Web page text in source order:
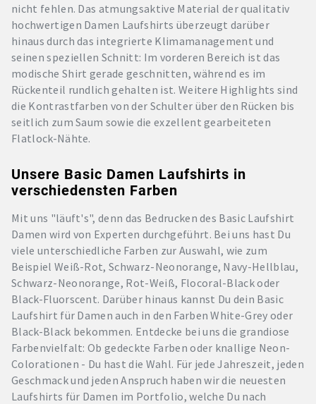
nicht fehlen. Das atmungsaktive Material der qualitativ
hochwertigen Damen Laufshirts überzeugt darüber
hinaus durch das integrierte Klimamanagement und
seinen speziellen Schnitt: Im vorderen Bereich ist das
modische Shirt gerade geschnitten, während es im
Rückenteil rundlich gehalten ist. Weitere Highlights sind
die Kontrastfarben von der Schulter über den Rücken bis
seitlich zum Saum sowie die exzellent gearbeiteten
Flatlock-Nähte.
Unsere Basic Damen Laufshirts in
verschiedensten Farben
Mit uns "läuft's", denn das Bedrucken des Basic Laufshirt
Damen wird von Experten durchgeführt. Bei uns hast Du
viele unterschiedliche Farben zur Auswahl, wie zum
Beispiel Weiß-Rot, Schwarz-Neonorange, Navy-Hellblau,
Schwarz-Neonorange, Rot-Weiß, Flocoral-Black oder
Black-Fluorscent. Darüber hinaus kannst Du dein Basic
Laufshirt für Damen auch in den Farben White-Grey oder
Black-Black bekommen. Entdecke bei uns die grandiose
Farbenvielfalt: Ob gedeckte Farben oder knallige Neon-
Colorationen - Du hast die Wahl. Für jede Jahreszeit, jeden
Geschmack und jeden Anspruch haben wir die neuesten
Laufshirts für Damen im Portfolio, welche Du nach